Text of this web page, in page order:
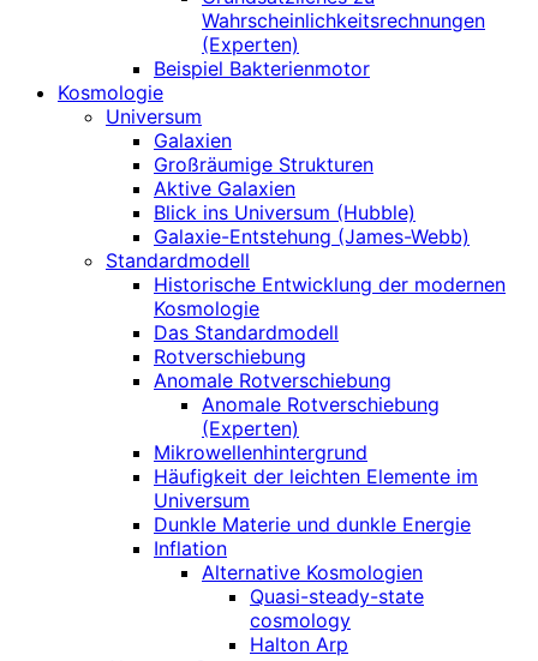
Wahrscheinlichkeitsrechnungen
(Experten)
Beispiel Bakterienmotor
Kosmologie
Universum
Galaxien
Großräumige Strukturen
Aktive Galaxien
Blick ins Universum (Hubble)
Galaxie-Entstehung (James-Webb)
Standardmodell
Historische Entwicklung der modernen
Kosmologie
Das Standardmodell
Rotverschiebung
Anomale Rotverschiebung
Anomale Rotverschiebung
(Experten)
Mikrowellenhintergrund
Häufigkeit der leichten Elemente im
Universum
Dunkle Materie und dunkle Energie
Inflation
Alternative Kosmologien
Quasi-steady-state
cosmology
Halton Arp